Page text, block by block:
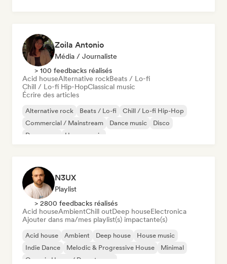
Zoila Antonio
Média / Journaliste
> 100 feedbacks réalisés
Acid houseAlternative rockBeats / Lo-fi
Chill / Lo-fi Hip-HopClassical music
Écrire des articles
Alternative rock Beats / Lo-fi
Chill / Lo-fi Hip-Hop
Commercial / Mainstream
Dance music
Disco
Dream pop
House music
N3UX
Playlist
> 2800 feedbacks réalisés
Acid houseAmbientChill outDeep houseElectronica
Ajouter dans ma/mes playlist(s) impactante(s)
Acid house Ambient Deep house
House music
Indie Dance
Melodic & Progressive House
Minimal
Organic House / Downtempo